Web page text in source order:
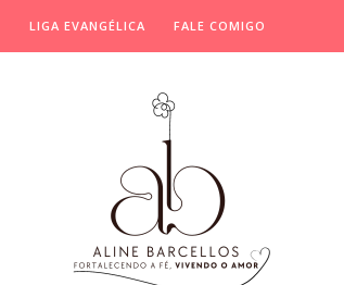
LIGA EVANGÉLICA FALE COMIGO